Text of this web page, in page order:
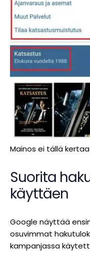
Mainos ei tällä
Suorita
käyttäen
Google näyttää
osuvimmat
kampanjassa